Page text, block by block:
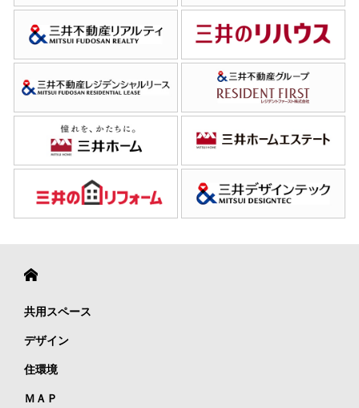
共用スペース
デザイン
住環境
ＭＡＰ